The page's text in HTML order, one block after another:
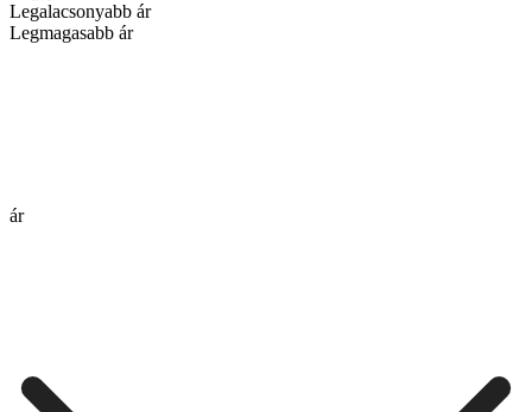
Legalacsonyabb ár
Legmagasabb ár
ár